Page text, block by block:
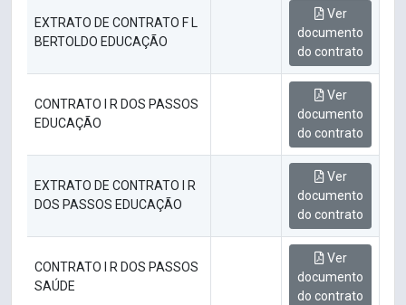
EXTRATO DE CONTRATO F L
BERTOLDO EDUCAÇÃO
Ver
documento
do contrato
CONTRATO I R DOS PASSOS
EDUCAÇÃO
Ver
documento
do contrato
EXTRATO DE CONTRATO I R
DOS PASSOS EDUCAÇÃO
Ver
documento
do contrato
CONTRATO I R DOS PASSOS
SAÚDE
Ver
documento
do contrato